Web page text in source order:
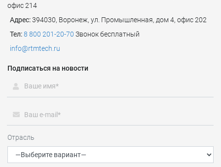
офис 214
Адрес:394030, Воронеж, ул. Промышленная, дом 4, офис 202
Тел:8 800 201-20-70 Звонок бесплатный
info@rtmtech.ru
Подписаться на новости
Отрасль